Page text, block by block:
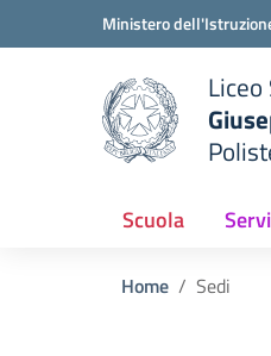
Vai ai contenuti
Vai al menu di navigazione
Ministero
scuola
Scuola
Home Sedi